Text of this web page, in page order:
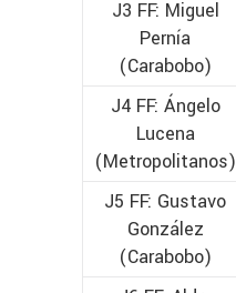
J3 FF: Miguel
Pernía
(Carabobo)
J4 FF: Ángelo
Lucena
(Metropolitanos)
J5 FF: Gustavo
González
(Carabobo)